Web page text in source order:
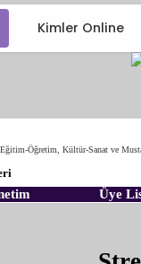
Kimler Online
Öğretim, Kültür-Sanat ve
Üye